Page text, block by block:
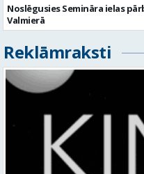
Noslēgusies Semināra ielas
Valmierā
Reklāmraksti